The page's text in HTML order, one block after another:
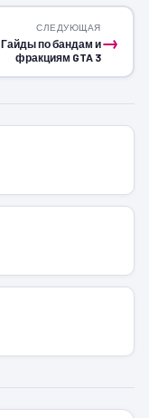
→
СЛЕДУЮЩАЯ
Гайды по бандам и
фракциям GTA 3